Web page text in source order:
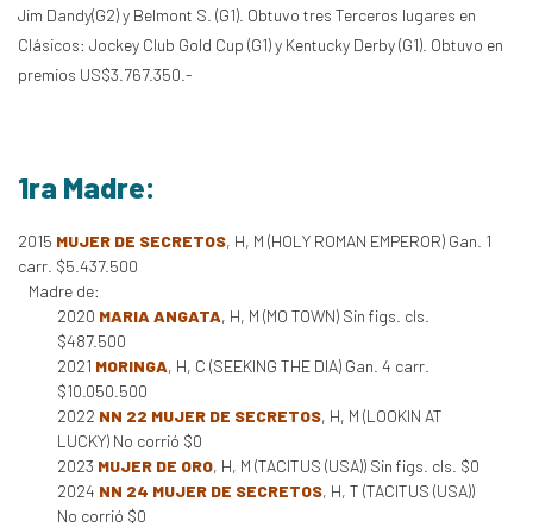
Jim Dandy(G2) y Belmont S. (G1). Obtuvo tres Terceros lugares en
Clásicos: Jockey Club Gold Cup (G1) y Kentucky Derby (G1). Obtuvo en
premios US$3.767.350.-
1ra Madre:
2015 MUJER DE SECRETOS, H, M (HOLY ROMAN EMPEROR) Gan. 1
carr. $5.437.500
Madre de:
2020 MARIA ANGATA, H, M (MO TOWN) Sin figs. cls.
$487.500
2021 MORINGA, H, C (SEEKING THE DIA) Gan. 4 carr.
$10.050.500
2022 NN 22 MUJER DE SECRETOS, H, M (LOOKIN AT
LUCKY) No corrió $0
2023 MUJER DE ORO, H, M (TACITUS (USA)) Sin figs. cls. $0
2024 NN 24 MUJER DE SECRETOS, H, T (TACITUS (USA))
No corrió $0